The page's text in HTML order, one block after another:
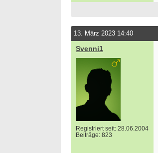
13. März 2023 14:40
Svenni1
Registriert seit: 28.06.2004
Beiträge: 823